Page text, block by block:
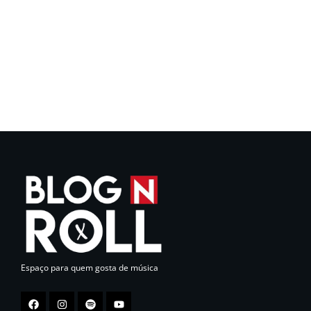
Espaço para quem gosta de música